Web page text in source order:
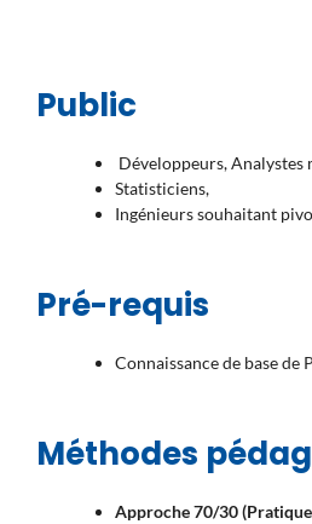
Public
Développeurs, Analystes
Statisticiens,
Ingénieurs souhaitant
Pré-requis
Connaissance de base
Méthodes
Approche 70/30